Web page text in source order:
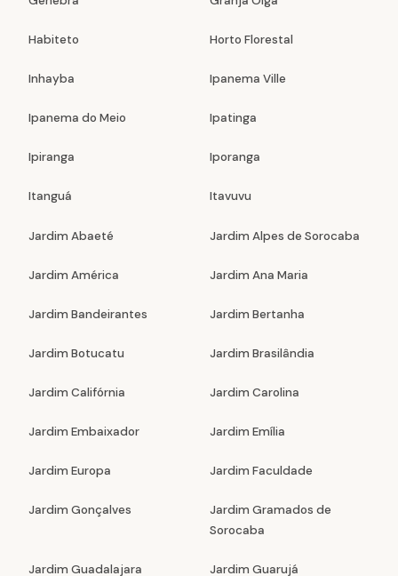
Habiteto Horto Florestal
Inhayba Ipanema Ville
Ipanema do Meio Ipatinga
Ipiranga Iporanga
Itanguá Itavuvu
Jardim Abaeté Jardim Alpes de Sorocaba
Jardim América Jardim Ana Maria
Jardim Bandeirantes Jardim Bertanha
Jardim Botucatu Jardim Brasilândia
Jardim Califórnia Jardim Carolina
Jardim Embaixador Jardim Emília
Jardim Europa Jardim Faculdade
Jardim Gonçalves
Jardim Gramados de
Sorocaba
Jardim Guadalajara Jardim Guarujá